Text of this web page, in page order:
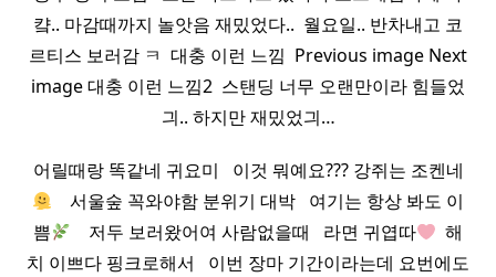
컄.. 마감때까지 놀앗음 재밌었다.. ​ 월요일.. 반차내고 코
르티스 보러감 ㅋ ​ 대충 이런 느낌 ​ Previous image Next
image 대충 이런 느낌2 ​ 스탠딩 너무 오랜만이라 힘들었
긔.. 하지만 재밌었긔…
어릴때랑 똑같네 귀요미 ​ ​ 이것 뭐예요??? 강쥐는 조켄네
​ ​ ​ 서울숲 꼭와야함 분위기 대박 ​ ​ 여기는 항상 봐도 이
쁨
​ ​ ​ 저두 보러왔어여 사람없을때 ​ ​ 라면 귀엽따
​ 해
치 이쁘다 핑크로해서 ​ ​ 이번 장마 기간이라는데 요번에도